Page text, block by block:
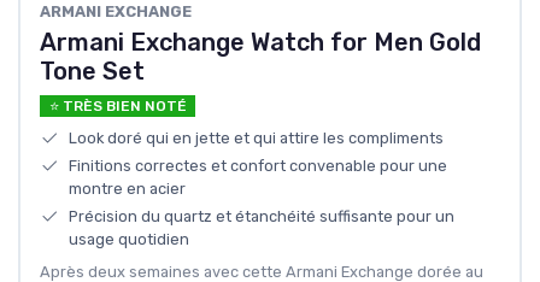
ARMANI EXCHANGE
Armani Exchange Watch for Men Gold
Tone Set
⭐ TRÈS BIEN NOTÉ
Look doré qui en jette et qui attire les compliments
Finitions correctes et confort convenable pour une
montre en acier
Précision du quartz et étanchéité suffisante pour un
usage quotidien
Après deux semaines avec cette Armani Exchange dorée au